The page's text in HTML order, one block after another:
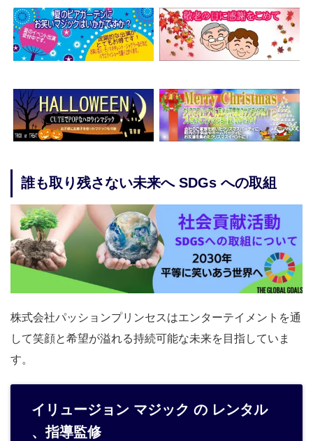
誰も取り残さない未来へ SDGs への取組
株式会社パッションプリンセスはエンターテイメントを通
して笑顔と希望が溢れる持続可能な未来を目指していま
す。
イリュージョン マジック の レンタル
、指導監修